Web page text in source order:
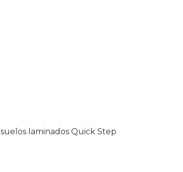
suelos laminados Quick Step